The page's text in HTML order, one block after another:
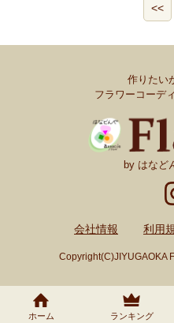
<<
ホーム ランキング
作りたい
フラワーコーデ
by はなど
会社情報 利用
Copyright(C)JIYUGAOKA